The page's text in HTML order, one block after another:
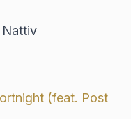
Nattiv
(feat. Post